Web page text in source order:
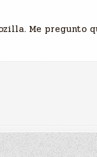
Me pregunto